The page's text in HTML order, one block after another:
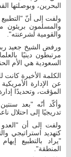
البحرين، وبوصلتها
ولفت إلى أنّ
والمسلمون بريئون
والقومية لشرعنته".
ورفض الشيخ جعيد
مرتبطون دينيًا
السعودية هي الأم
الكلمة الأخيرة كانت
عن الإدارة
المؤقت، وتحديدًا
وأكّد أنّه "بعد
تدريجيًا إلى احتلال
ولفت إلى أن "العدو
كتهديد استراتيجي
"يراد بالتطبيع
المنطقة".